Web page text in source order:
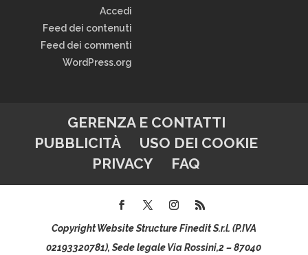
Accedi
Feed dei contenuti
Feed dei commenti
WordPress.org
GERENZA E CONTATTI
PUBBLICITÀ
USO DEI COOKIE
PRIVACY
FAQ
Copyright Website Structure Finedit S.r.l. (P.IVA
02193320781), Sede legale Via Rossini,2 – 87040